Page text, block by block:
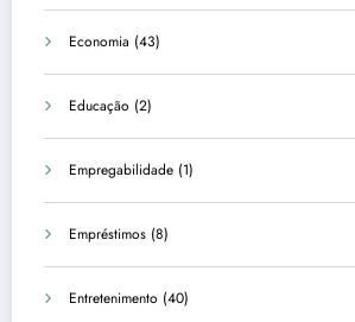
Economia (43)
Educação (2)
Empregabilidade (1)
Empréstimos (8)
Entretenimento (40)